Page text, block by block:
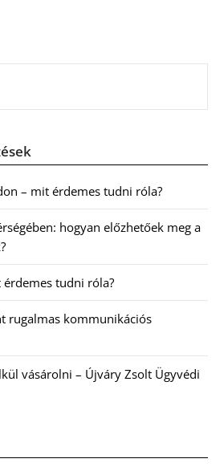
– mit érdemes tudni róla?
hogyan előzhetőek meg a
tudni róla?
rugalmas kommunikációs
vásárolni – Újváry Zsolt Ügyvédi